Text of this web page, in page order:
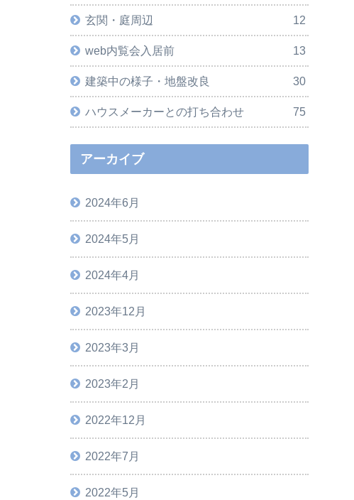
玄関・庭周辺 12
web内覧会入居前 13
建築中の様子・地盤改良 30
ハウスメーカーとの打ち合わせ 75
アーカイブ
2024年6月
2024年5月
2024年4月
2023年12月
2023年3月
2023年2月
2022年12月
2022年7月
2022年5月